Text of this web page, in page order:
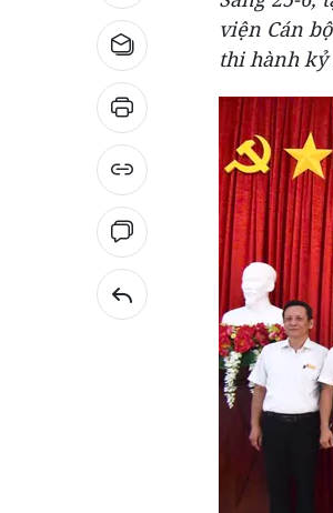
viện Cán
thi hành kỷ